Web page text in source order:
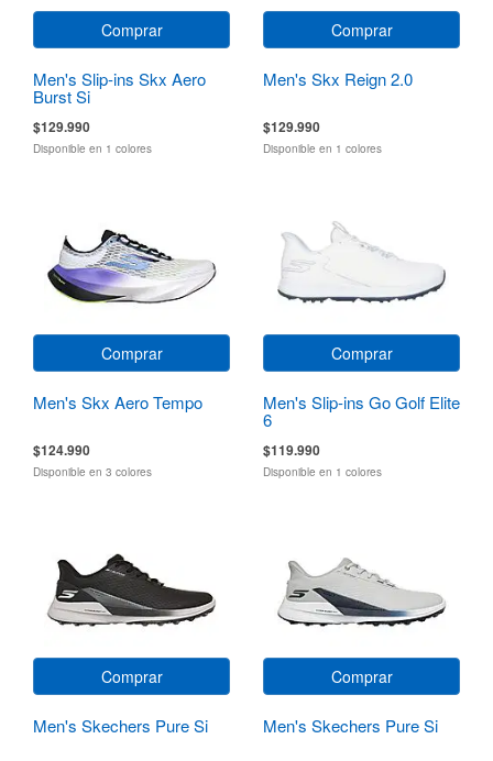
Comprar
Men's Slip-ins Skx Aero
Burst Si
$129.990
Disponible en 1 colores
Comprar
Men's Skx Reign 2.0
$129.990
Disponible en 1 colores
Comprar
Men's Skx Aero Tempo
$124.990
Disponible en 3 colores
Comprar
Men's Slip-ins Go Golf Elite
6
$119.990
Disponible en 1 colores
Comprar
Men's Skechers Pure Si
Comprar
Men's Skechers Pure Si